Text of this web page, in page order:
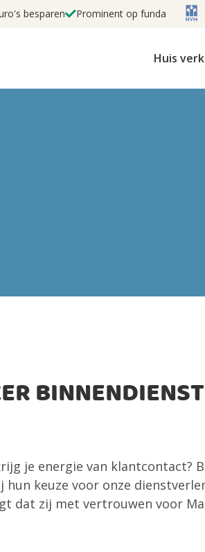
besparen Prominent op funda
Huis
je energie van klantcontact?
keuze voor onze
dat zij met vertrouwen voor